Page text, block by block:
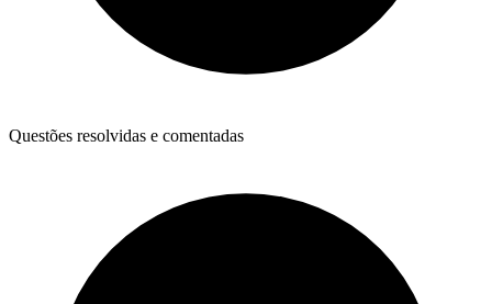
Questões resolvidas e comentadas